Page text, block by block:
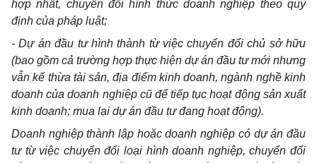
hợp nhất, chuyển đổi hình thức doanh nghiệp theo quy
định của pháp luật;
- Dự án đầu tư hình thành từ việc chuyển đổi chủ sở hữu
(bao gồm cả trường hợp thực hiện dự án đầu tư mới nhưng
vẫn kế thừa tài sản, địa điểm kinh doanh, ngành nghề kinh
doanh của doanh nghiệp cũ để tiếp tục hoạt động sản xuất
kinh doanh; mua lại dự án đầu tư đang hoạt động).
Doanh nghiệp thành lập hoặc doanh nghiệp có dự án đầu
tư từ việc chuyển đổi loại hình doanh nghiệp, chuyển đổi